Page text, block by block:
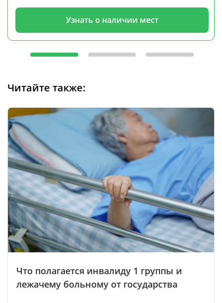
Узнать о наличии мест
Читайте также:
Что полагается инвалиду 1 группы и
лежачему больному от государства